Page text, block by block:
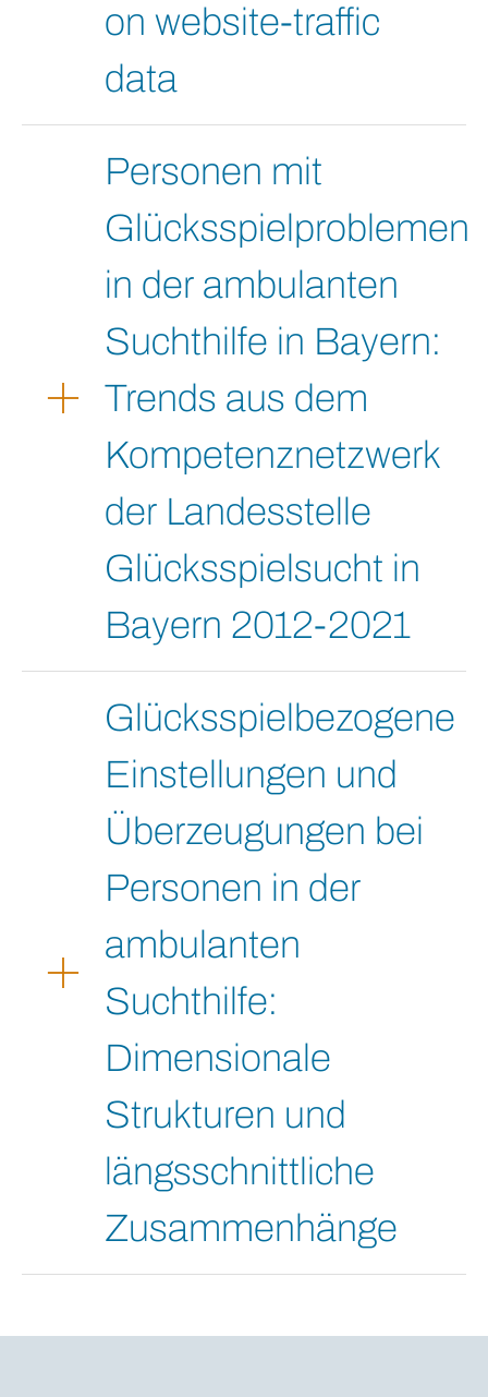
on website-traffic
data
Personen mit
Glücksspielproblemen
in der ambulanten
Suchthilfe in Bayern:
Trends aus dem
Kompetenznetzwerk
der Landesstelle
Glücksspielsucht in
Bayern 2012-2021
Glücksspielbezogene
Einstellungen und
Überzeugungen bei
Personen in der
ambulanten
Suchthilfe:
Dimensionale
Strukturen und
längsschnittliche
Zusammenhänge